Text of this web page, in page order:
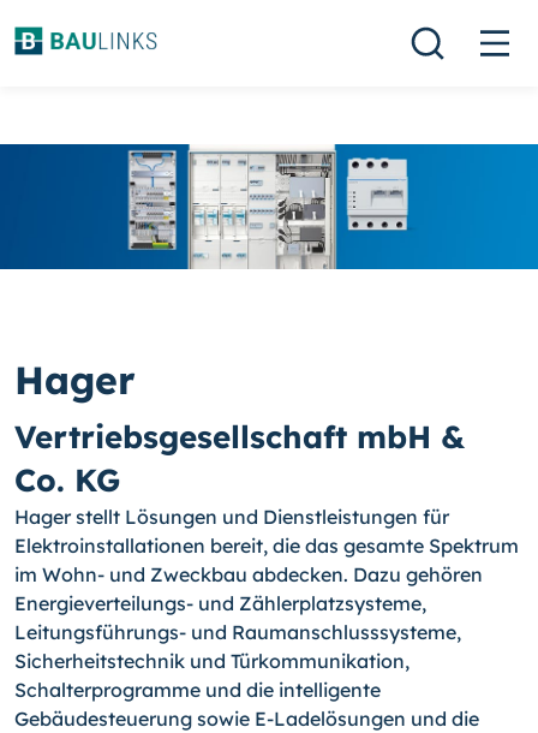
Hager
Vertriebsgesellschaft mbH &
Co. KG
Hager stellt Lösungen und Dienstleistungen für
Elektroinstallationen bereit, die das gesamte Spektrum
im Wohn- und Zweckbau abdecken. Dazu gehören
Energieverteilungs- und Zählerplatzsysteme,
Leitungsführungs- und Raumanschlusssysteme,
Sicherheitstechnik und Türkommunikation,
Schalterprogramme und die intelligente
Gebäudesteuerung sowie E-Ladelösungen und die